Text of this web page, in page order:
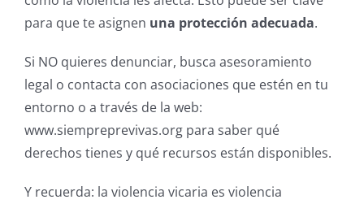
para que te asignen una protección adecuada.
Si NO quieres denunciar, busca asesoramiento
legal o contacta con asociaciones que estén en tu
entorno o a través de la web:
www.siempreprevivas.org para saber qué
derechos tienes y qué recursos están disponibles.
Y recuerda: la violencia vicaria es violencia